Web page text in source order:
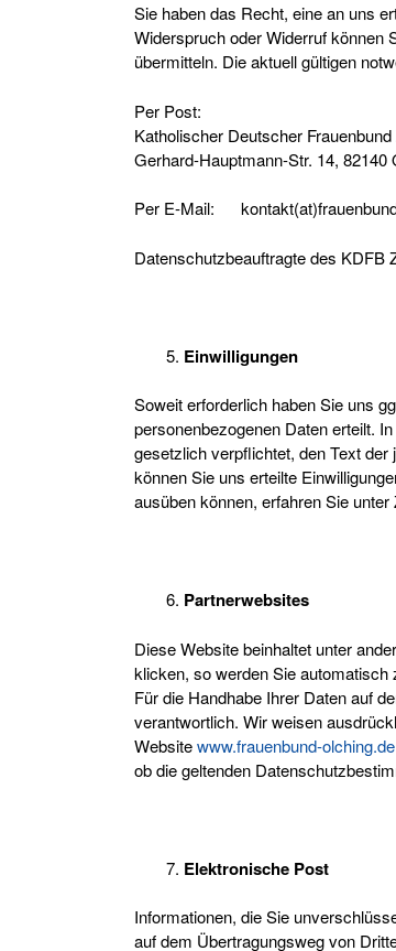
Sie haben das Recht, eine an uns
Widerspruch oder Widerruf können
übermitteln. Die aktuell gültigen
Per Post:
Katholischer Deutscher
Gerhard-Hauptmann-Str. 14, 82140
Per E-Mail:
Datenschutzbeauftragte des KDFB
Einwilligungen
Soweit erforderlich haben Sie uns
personenbezogenen Daten erteilt.
gesetzlich verpflichtet, den Text
können Sie uns erteilte
ausüben können, erfahren Sie
Partnerwebsites
Diese Website beinhaltet unter
klicken, so werden Sie automatisch
Für die Handhabe Ihrer Daten auf
verantwortlich. Wir weisen
Websitewww.frauenbund-olching.de
ob die geltenden
Elektronische Post
Informationen, die Sie
auf dem Übertragungsweg von